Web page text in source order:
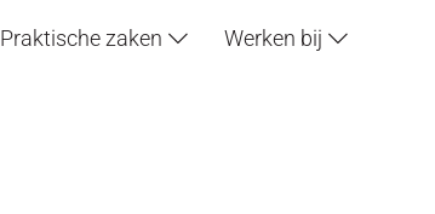
Praktische zaken Werken bij